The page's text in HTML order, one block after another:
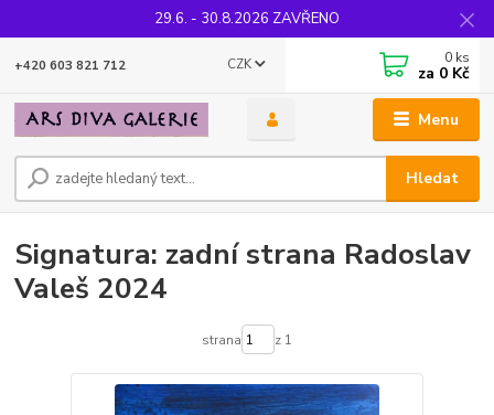
29.6. - 30.8.2026 ZAVŘENO
Menu
CZK
Hledat
+420 603 821 712 0 ks
za 0 Kč
Signatura: zadní strana Radoslav
Valeš 2024
strana z 1